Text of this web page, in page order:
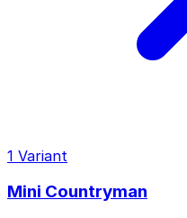
1 Variant
Mini Countryman